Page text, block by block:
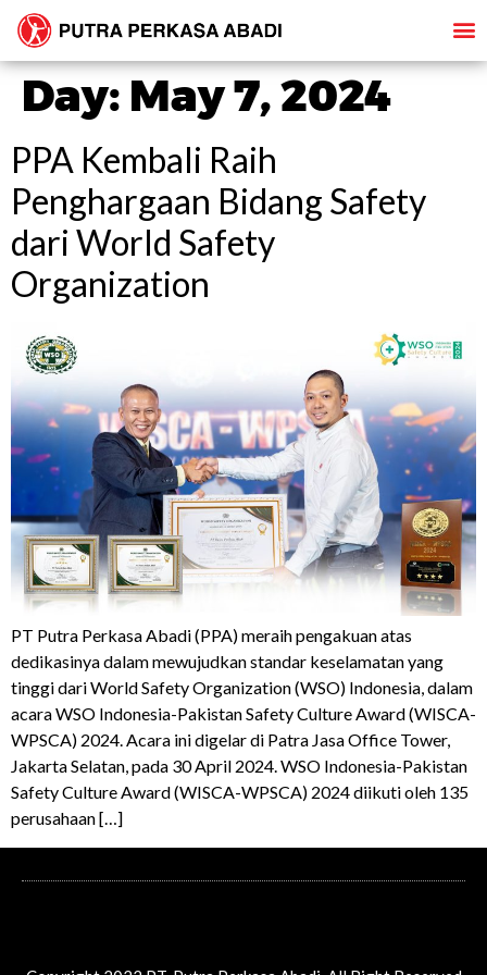
Day: May 7, 2024
PPA Kembali Raih
Penghargaan Bidang Safety
dari World Safety
Organization
PT Putra Perkasa Abadi (PPA) meraih pengakuan atas
dedikasinya dalam mewujudkan standar keselamatan yang
tinggi dari World Safety Organization (WSO) Indonesia, dalam
acara WSO Indonesia-Pakistan Safety Culture Award (WISCA-
WPSCA) 2024. Acara ini digelar di Patra Jasa Office Tower,
Jakarta Selatan, pada 30 April 2024. WSO Indonesia-Pakistan
Safety Culture Award (WISCA-WPSCA) 2024 diikuti oleh 135
perusahaan […]